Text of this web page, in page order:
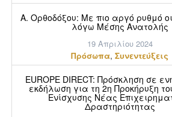
Α. Ορθοδόξου: Mε πιο αργό ρυθμό
λόγω Μέσης Ανατολής
19 Απριλίου 2024
Πρόσωπα, Συνεντεύξεις
EUROPE DIRECT: Πρόσκληση σε
εκδήλωση για τη 2η Προκήρυξη
Ενίσχυσης Νέας
Δραστηριότητας